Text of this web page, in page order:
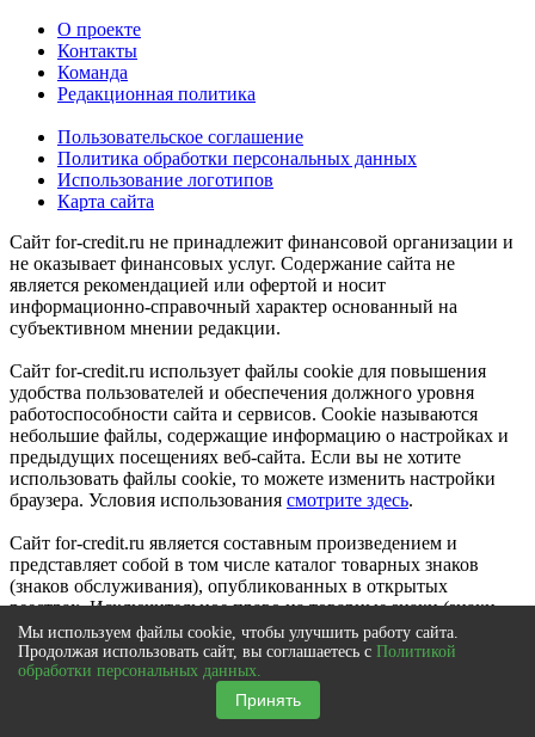
О проекте
Контакты
Команда
Редакционная политика
Пользовательское соглашение
Политика обработки персональных данных
Использование логотипов
Карта сайта
Сайт for-credit.ru не принадлежит финансовой организации и
не оказывает финансовых услуг. Содержание сайта не
является рекомендацией или офертой и носит
информационно-справочный характер основанный на
субъективном мнении редакции.
Сайт for-credit.ru использует файлы cookie для повышения
удобства пользователей и обеспечения должного уровня
работоспособности сайта и сервисов. Cookie называются
небольшие файлы, содержащие информацию о настройках и
предыдущих посещениях веб-сайта. Если вы не хотите
использовать файлы cookie, то можете изменить настройки
браузера. Условия использования смотрите здесь.
Сайт for-credit.ru является составным произведением и
представляет собой в том числе каталог товарных знаков
(знаков обслуживания), опубликованных в открытых
реестрах. Исключительное право на товарные знаки (знаки
обслуживания) принадлежат их правообладателям.
© 2012-2021
Выберите город| Вся Россия
Мы используем файлы cookie, чтобы улучшить работу сайта.
Продолжая использовать сайт, вы соглашаетесь с Политикой
обработки персональных данных.
Принять